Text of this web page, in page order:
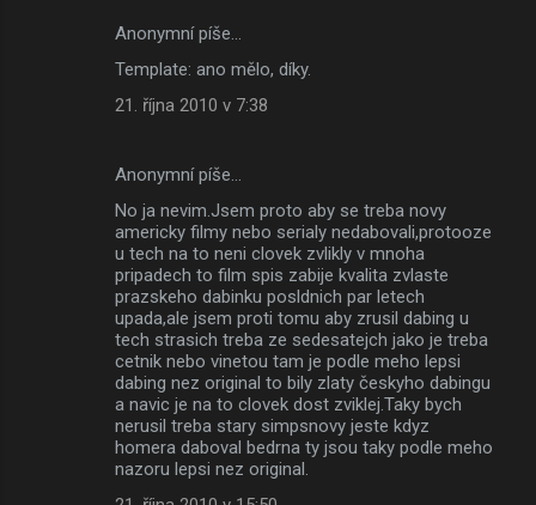
Anonymní píše…
Template: ano mělo, díky.
21. října 2010 v 7:38
Anonymní píše…
No ja nevim.Jsem proto aby se treba novy
americky filmy nebo serialy nedabovali,protooze
u tech na to neni clovek zvlikly v mnoha
pripadech to film spis zabije kvalita zvlaste
prazskeho dabinku posldnich par letech
upada,ale jsem proti tomu aby zrusil dabing u
tech strasich treba ze sedesatejch jako je treba
cetnik nebo vinetou tam je podle meho lepsi
dabing nez original to bily zlaty českyho dabingu
a navic je na to clovek dost zviklej.Taky bych
nerusil treba stary simpsnovy jeste kdyz
homera daboval bedrna ty jsou taky podle meho
nazoru lepsi nez original.